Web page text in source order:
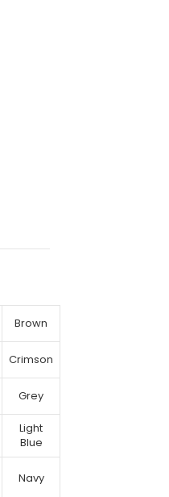
Brown
Crimson
Grey
Light
Blue
Navy